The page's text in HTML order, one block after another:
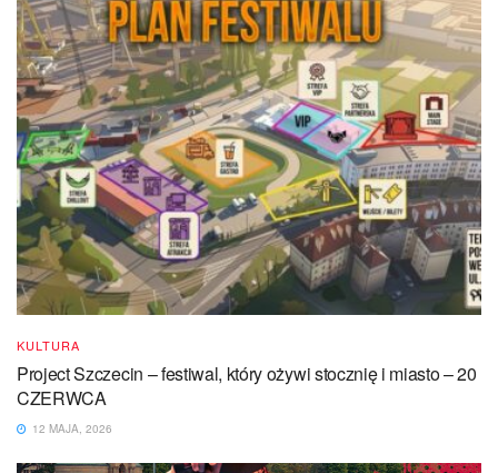
KULTURA
Project Szczecin – festiwal, który ożywi stocznię i miasto – 20
CZERWCA
12 MAJA, 2026